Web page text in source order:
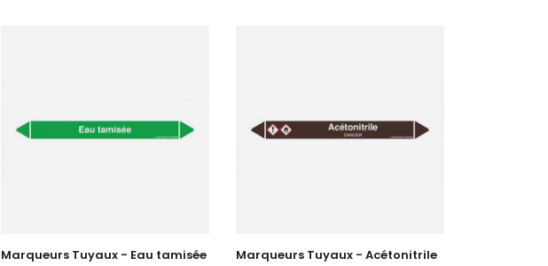
Marqueurs Tuyaux - Eau tamisée Marqueurs Tuyaux - Acétonitrile